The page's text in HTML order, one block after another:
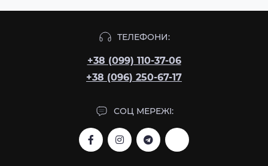
ТЕЛЕФОНИ:
+38 (099) 110-37-06
+38 (096) 250-67-17
СОЦ МЕРЕЖІ: